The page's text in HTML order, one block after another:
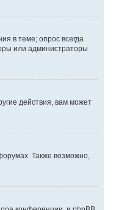
в теме; опрос всегда
или администраторы
действия, вам может
Также возможно,